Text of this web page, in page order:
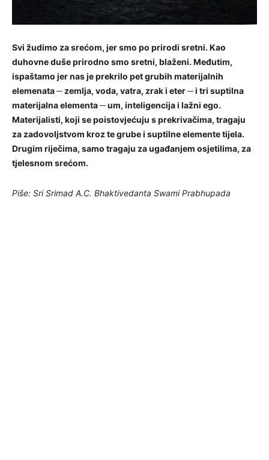
Svi žudimo za srećom, jer smo po prirodi sretni. Kao
duhovne duše prirodno smo sretni, blaženi. Međutim,
ispaštamo jer nas je prekrilo pet grubih materijalnih
elemenata ─ zemlja, voda, vatra, zrak i eter ─ i tri suptilna
materijalna elementa ─ um, inteligencija i lažni ego.
Materijalisti, koji se poistovjećuju s prekrivačima, tragaju
za zadovoljstvom kroz te grube i suptilne elemente tijela.
Drugim riječima, samo tragaju za ugađanjem osjetilima, za
tjelesnom srećom.
Piše: Sri Srimad A.C. Bhaktivedanta Swami Prabhupada